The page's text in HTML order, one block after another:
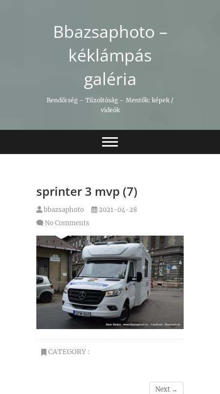
Bbazsaphoto –
kéklámpás
galéria
Rendőrség – Tűzoltóság – Mentők: képek /
videók
sprinter 3 mvp (7)
bbazsaphoto
2021-04-28
No Comments
CATEGORY :
Next →